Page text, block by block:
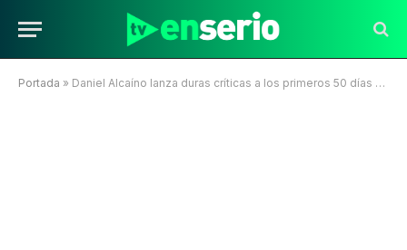
Portada » Daniel Alcaíno lanza duras críticas a los primeros 50 días del gobierno de Kast: “Es como bien siniestro todo”